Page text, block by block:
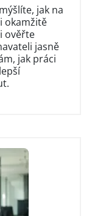
jak na
okamžitě
ověřte
jasně
jak práci